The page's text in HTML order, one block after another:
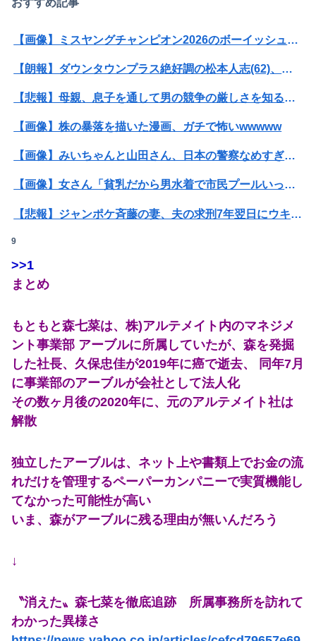
Powered by livedoor 相互RSS
おすすめ記事
【画像】ミスヤングチャンピオン2026のボーイッシュお胸ｗｗｗｗｗｗｗｗｗｗｗｗｗｗｗｗｗｗｗｗ
【朗報】ダウンタウンプラス絶好調の松本人志(62)、見た目がいまだにめっちゃ若々しいｗｗｗｗｗｗｗｗｗｗｗｗｗｗｗｗｗｗｗｗｗ（画像あり）
【悲報】母親、息子を通して男の競争の厳しさを知るｗｗｗｗ
【画像】株の暴落を描いた漫画、ガチで怖いwwwww
【画像】みいちゃんと山田さん、日本の警察なめすぎで炎上ｗｗｗｗwｗｗｗｗｗｗｗｗｗ
【画像】女さん「貧乳だから男水着で市民プールいったら周りがコソコソしだしてやばいwwwwwwww」5万いいね
【悲報】ジャンポケ斉藤の妻、夫の求刑7年翌日にウキウキでInstagram更新
【朗報】瀬戸環奈さん、普通にYoutuberとして成功してしまう
【画像】女さん「貧乳だから男水着で市民プールいったら周りがコソコソしだしてやばいwwwwwwww」5万いいね
転校生と仲良くなってその子の家に遊びに行ったら私が小さい頃に撮った写真があった
9
>>1
まとめ
もともと森七菜は、株)アルテメイト内のマネジメ
ント事業部 アーブルに所属していたが、森を発掘
した社長、久保忠佳が2019年に癌で逝去、 同年7月
に事業部のアーブルが会社として法人化
その数ヶ月後の2020年に、元のアルテメイト社は
解散
独立したアーブルは、ネット上や書類上でお金の流
れだけを管理するペーパーカンパニーで実質機能し
てなかった可能性が高い
いま、森がアーブルに残る理由が無いんだろう
↓
〝消えた〟森七菜を徹底追跡 所属事務所を訪れて
わかった異様さ